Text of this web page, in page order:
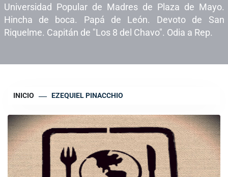
Universidad Popular de Madres de Plaza de Mayo.
Hincha de boca. Papá de León. Devoto de San
Riquelme. Capitán de "Los 8 del Chavo". Odia a Rep.
INICIO EZEQUIEL PINACCHIO